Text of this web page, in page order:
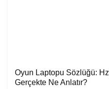
Oyun Laptopu Sözlüğü:
Gerçekte Ne Anlatır?